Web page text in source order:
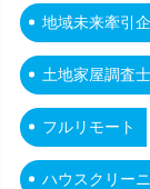
地域未来牽引
土地家屋調査士
フルリモート
ハウスクリー